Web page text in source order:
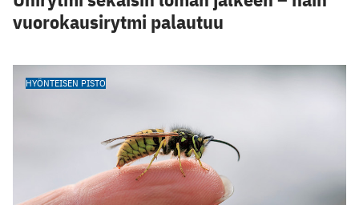
vuorokausirytmi palautuu
HYÖNTEISEN PISTO